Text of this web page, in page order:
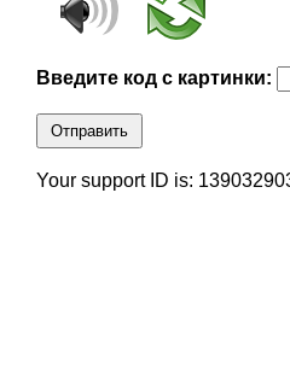
Введите код с картинки:
Отправить
Your support ID is: